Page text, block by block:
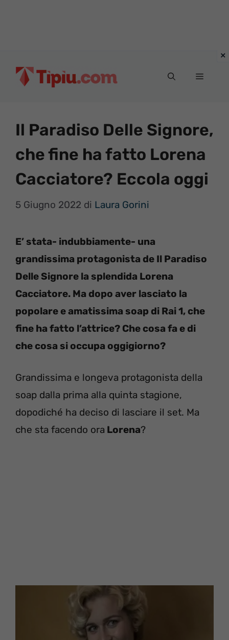
Menu
Il Paradiso Delle Signore,
che fine ha fatto Lorena
Cacciatore? Eccola oggi
5 Giugno 2022 di Laura Gorini
E’ stata- indubbiamente- una
grandissima protagonista de Il Paradiso
Delle Signore la splendida Lorena
Cacciatore. Ma dopo aver lasciato la
popolare e amatissima soap di Rai 1, che
fine ha fatto l’attrice? Che cosa fa e di
che cosa si occupa oggigiorno?
Grandissima e longeva protagonista della
soap dalla prima alla quinta stagione,
dopodiché ha deciso di lasciare il set. Ma
che sta facendo ora Lorena?